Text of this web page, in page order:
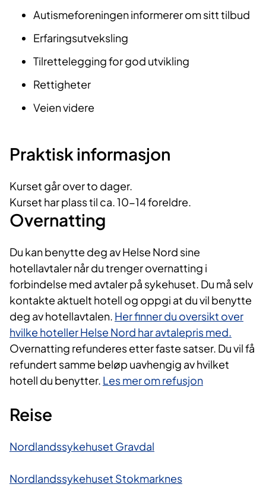
Autismeforeningen informerer om sitt tilbud
Erfaringsutveksling
Tilrettelegging for god utvikling
Rettigheter
Veien videre
Praktisk informasjon
Kurset går over to dager.
Kurset har plass til ca. 10-14 foreldre.
Overnatting
Du kan benytte deg av Helse Nord sine
hotellavtaler når du trenger overnatting i
forbindelse med avtaler på sykehuset. Du må selv
kontakte aktuelt hotell og oppgi at du vil benytte
deg av hotellavtalen. Her finner du oversikt over
hvilke hoteller Helse Nord har avtalepris med.
Overnatting refunderes etter faste satser. Du vil få
refundert samme beløp uavhengig av hvilket
hotell du benytter. Les mer om refusjon
Reise
Nordlandssykehuset Gravdal
Nordlandssykehuset Stokmarknes